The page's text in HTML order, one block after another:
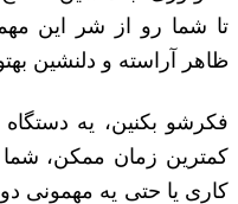
تا شما رو از شر این
ظاهر آراسته و دلنشین
فکرشو بکنین، یه
کمترین زمان ممکن،
کاری یا حتی یه مهمونی